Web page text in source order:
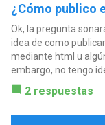
¿Cómo publico
Ok, la pregunta
idea de como
mediante html u
embargo, no tengo
2 respuestas